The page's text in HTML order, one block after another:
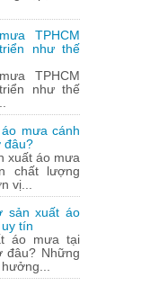
TPHCM
như thế
TPHCM
như thế
mưa cánh
đâu?
xuất áo mưa
chất lượng
vị...
sản xuất áo
tín
áo mưa tại
đâu? Những